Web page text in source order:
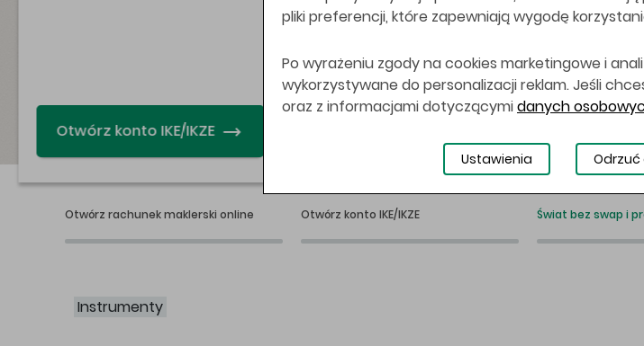
Świat bez swap
Otwórz rachunek maklerski online Otwórz konto IKE/IKZE Świat bez swap i
Instrumenty
pliki preferencji, które zapewniają wygodę
Po wyrażeniu zgody na cookies marketingowe i
wykorzystywane do personalizacji reklam. Jeśli
oraz z informacjami dotyczącymidanych
Ustawienia Odrzuć